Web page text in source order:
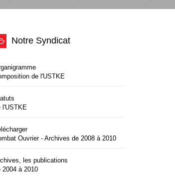
Notre Syndicat
de l'USTKE
l'USTKE
Ouvrier - Archives de 2008 à 2010
les publications
2004 à 2010